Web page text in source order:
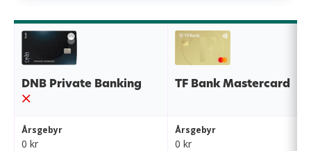
DNB Private Banking TF Bank Mastercard
Årsgebyr
0 kr
Årsgebyr
0 kr